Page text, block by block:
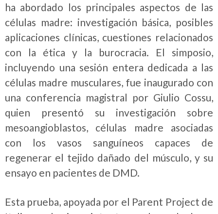
ha abordado los principales aspectos de las
células madre: investigación básica, posibles
aplicaciones clínicas, cuestiones relacionados
con la ética y la burocracia. El simposio,
incluyendo una sesión entera dedicada a las
células madre musculares, fue inaugurado con
una conferencia magistral por Giulio Cossu,
quien presentó su investigación sobre
mesoangioblastos, células madre asociadas
con los vasos sanguíneos capaces de
regenerar el tejido dañado del músculo, y su
ensayo en pacientes de DMD.
Esta prueba, apoyada por el Parent Project de